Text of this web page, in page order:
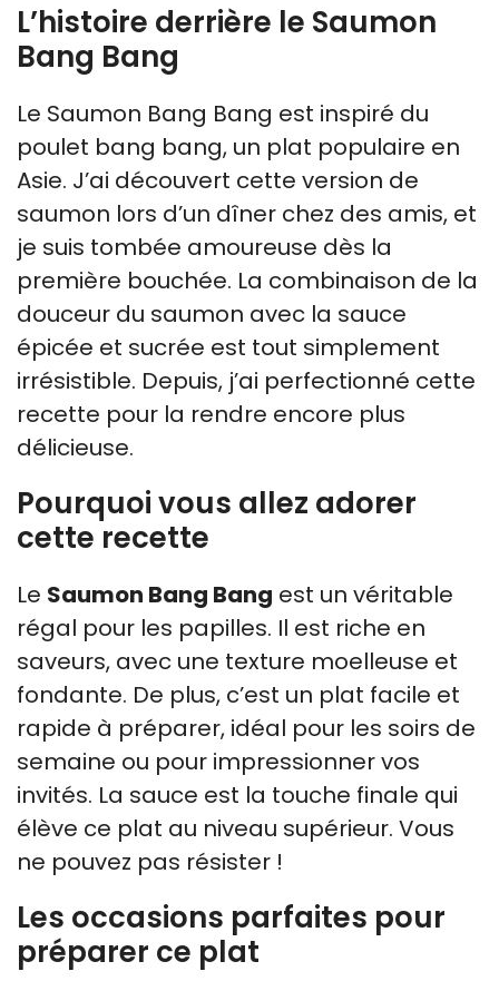
L’histoire derrière le Saumon
Bang Bang
Le Saumon Bang Bang est inspiré du
poulet bang bang, un plat populaire en
Asie. J’ai découvert cette version de
saumon lors d’un dîner chez des amis, et
je suis tombée amoureuse dès la
première bouchée. La combinaison de la
douceur du saumon avec la sauce
épicée et sucrée est tout simplement
irrésistible. Depuis, j’ai perfectionné cette
recette pour la rendre encore plus
délicieuse.
Pourquoi vous allez adorer
cette recette
Le Saumon Bang Bang est un véritable
régal pour les papilles. Il est riche en
saveurs, avec une texture moelleuse et
fondante. De plus, c’est un plat facile et
rapide à préparer, idéal pour les soirs de
semaine ou pour impressionner vos
invités. La sauce est la touche finale qui
élève ce plat au niveau supérieur. Vous
ne pouvez pas résister !
Les occasions parfaites pour
préparer ce plat